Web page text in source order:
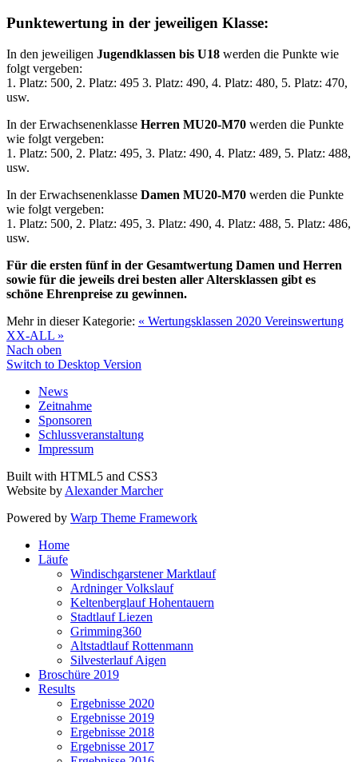
Punktewertung in der jeweiligen Klasse:
In den jeweiligen Jugendklassen bis U18 werden die Punkte wie
folgt vergeben:
1. Platz: 500, 2. Platz: 495 3. Platz: 490, 4. Platz: 480, 5. Platz: 470,
usw.
In der Erwachsenenklasse Herren MU20-M70 werden die Punkte
wie folgt vergeben:
1. Platz: 500, 2. Platz: 495, 3. Platz: 490, 4. Platz: 489, 5. Platz: 488,
usw.
In der Erwachsenenklasse Damen MU20-M70 werden die Punkte
wie folgt vergeben:
1. Platz: 500, 2. Platz: 495, 3. Platz: 490, 4. Platz: 488, 5. Platz: 486,
usw.
Für die ersten fünf in der Gesamtwertung Damen und Herren
sowie für die jeweils drei besten aller Altersklassen gibt es
schöne Ehrenpreise zu gewinnen.
Mehr in dieser Kategorie: « Wertungsklassen 2020 Vereinswertung
XX-ALL »
Nach oben
Switch to Desktop Version
News
Zeitnahme
Sponsoren
Schlussveranstaltung
Impressum
Built with HTML5 and CSS3
Website by Alexander Marcher
Powered by Warp Theme Framework
Home
Läufe
Windischgarstener Marktlauf
Ardninger Volkslauf
Keltenberglauf Hohentauern
Stadtlauf Liezen
Grimming360
Altstadtlauf Rottenmann
Silvesterlauf Aigen
Broschüre 2019
Results
Ergebnisse 2020
Ergebnisse 2019
Ergebnisse 2018
Ergebnisse 2017